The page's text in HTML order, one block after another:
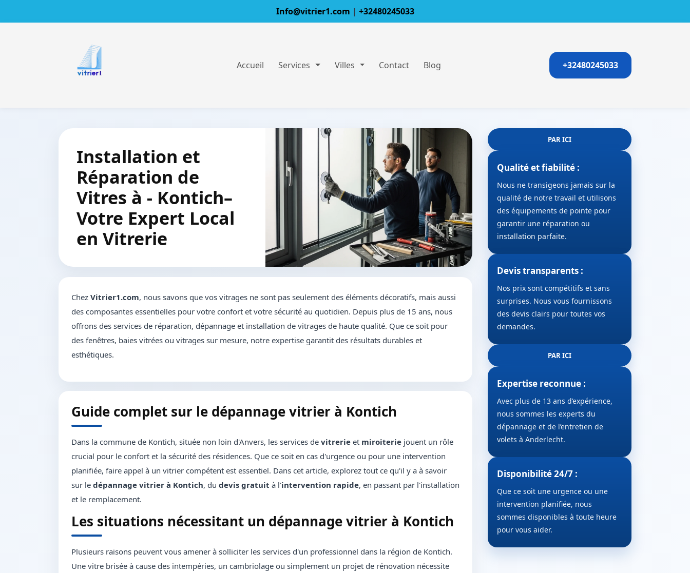
Info@vitrier1.com | +32480245033
Accueil Services Villes Contact Blog +32480245033
Installation et
Réparation de
Vitres à - Kontich–
Votre Expert Local
en Vitrerie
Chez Vitrier1.com, nous savons que vos vitrages ne sont pas seulement des éléments décoratifs, mais aussi
des composantes essentielles pour votre confort et votre sécurité au quotidien. Depuis plus de 15 ans, nous
offrons des services de réparation, dépannage et installation de vitrages de haute qualité. Que ce soit pour
des fenêtres, baies vitrées ou vitrages sur mesure, notre expertise garantit des résultats durables et
esthétiques.
Guide complet sur le dépannage vitrier à Kontich
Dans la commune de Kontich, située non loin d'Anvers, les services de vitrerie et miroiterie jouent un rôle
crucial pour le confort et la sécurité des résidences. Que ce soit en cas d'urgence ou pour une intervention
planifiée, faire appel à un vitrier compétent est essentiel. Dans cet article, explorez tout ce qu'il y a à savoir
sur le dépannage vitrier à Kontich, du devis gratuit à l'intervention rapide, en passant par l'installation
et le remplacement.
Les situations nécessitant un dépannage vitrier à Kontich
Plusieurs raisons peuvent vous amener à solliciter les services d'un professionnel dans la région de Kontich.
Une vitre brisée à cause des intempéries, un cambriolage ou simplement un projet de rénovation nécessite
PAR ICI
Qualité et fiabilité :
Nous ne transigeons jamais sur la
qualité de notre travail et utilisons
des équipements de pointe pour
garantir une réparation ou
installation parfaite.
Devis transparents :
Nos prix sont compétitifs et sans
surprises. Nous vous fournissons
des devis clairs pour toutes vos
demandes.
PAR ICI
Expertise reconnue :
Avec plus de 13 ans d’expérience,
nous sommes les experts du
dépannage et de l’entretien de
volets à Anderlecht.
Disponibilité 24/7 :
Que ce soit une urgence ou une
intervention planifiée, nous
sommes disponibles à toute heure
pour vous aider.